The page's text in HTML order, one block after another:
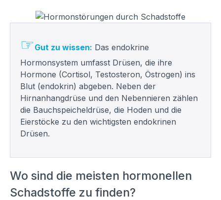
☞ Gut zu wissen: Das endokrine
Hormonsystem umfasst Drüsen, die ihre
Hormone (Cortisol, Testosteron, Östrogen) ins
Blut (endokrin) abgeben. Neben der
Hirnanhangdrüse und den Nebennieren zählen
die Bauchspeicheldrüse, die Hoden und die
Eierstöcke zu den wichtigsten endokrinen
Drüsen.
Wo sind die meisten hormonellen
Schadstoffe zu finden?